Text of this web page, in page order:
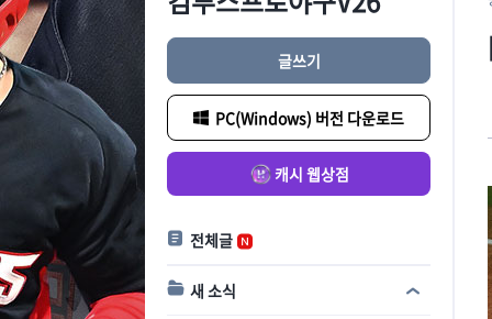
글쓰기
PC(Windows) 버전 다운로드
캐시 웹상점
전체글
새 소식